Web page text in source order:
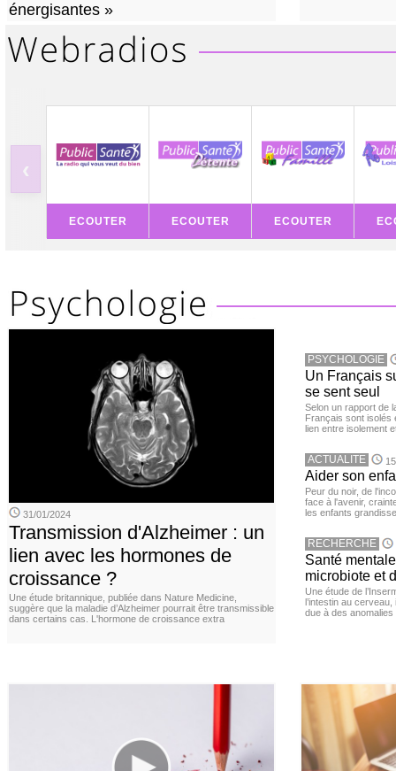
énergisantes »
‹
ECOUTER ECOUTER ECOUTER
31/01/2024
Transmission d'Alzheimer : un
lien avec les hormones de
croissance ?
Une étude britannique, publiée dans Nature Medicine,
suggère que la maladie d’Alzheimer pourrait être transmissible
dans certains cas. L'hormone de croissance extra
PSYCHOLOGIE
Un Français
se sent seul
Selon un rapport de
Français sont isolés
lien entre isolement
ACTUALITE
Aider son
Peur du noir, de
face à l'avenir,
les enfants
RECHERCHE
Santé
microbiote et
Une étude de
l’intestin au
due à des